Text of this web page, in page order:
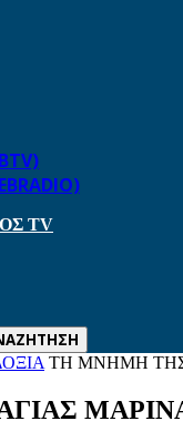
TV
ΤΗ ΜΝΗΜΗ ΤΗΣ